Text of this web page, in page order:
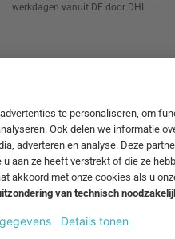
werkdagen vanuit DE door DHL